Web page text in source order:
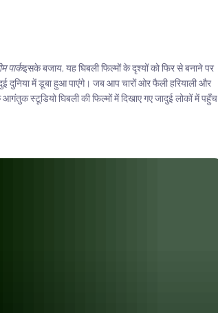
पार्कइसके बजाय, यह घिबली फिल्मों के दृश्यों को फिर से बनाने पर
में डूबा हुआ पाएंगे। जब आप चारों ओर फैली हरियाली और
स्टूडियो घिबली की फिल्मों में दिखाए गए जादुई लोकों में पहुँच